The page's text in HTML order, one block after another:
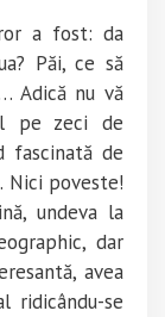
a fost: da
Păi, ce să
Adică nu vă
pe zeci de
de
Nici poveste!
undeva la
dar
avea
ridicându-se